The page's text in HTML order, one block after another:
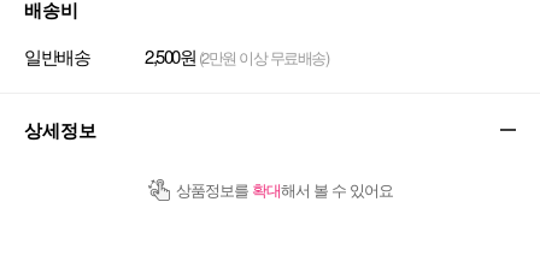
배송비
일반배송 2,500원 (2만원 이상 무료배송)
상세정보
상품정보를 확대해서 볼 수 있어요